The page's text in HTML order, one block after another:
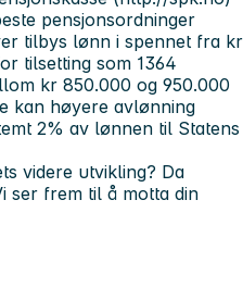
pensjonsordninger
tilbys lønn i spennet fra kr
tilsetting som 1364
kr 850.000 og 950.000
kan høyere avlønning
2% av lønnen til Statens
videre utvikling? Da
ser frem til å motta din